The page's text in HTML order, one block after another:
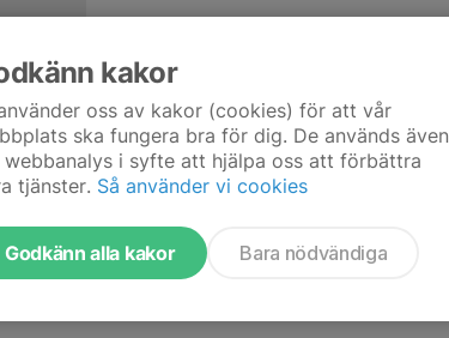
kakor
oss av kakor (cookies) för att vår
ska fungera bra för dig. De används även
i syfte att hjälpa oss att förbättra
tjänster. Så använder vi cookies
Godkänn alla kakor Bara nödvändiga